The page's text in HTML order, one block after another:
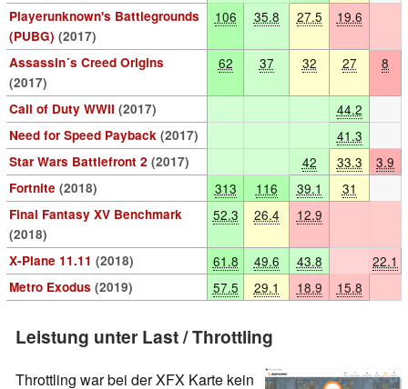
Playerunknown's Battlegrounds
(PUBG) (2017)
106 35.8 27.5 19.6
Assassin´s Creed Origins
(2017)
62 37 32 27 8
Call of Duty WWII (2017) 44.2
Need for Speed Payback (2017) 41.3
Star Wars Battlefront 2 (2017) 42 33.3 3.9
Fortnite (2018) 313 116 39.1 31
Final Fantasy XV Benchmark
(2018)
52.3 26.4 12.9
X-Plane 11.11 (2018) 61.8 49.6 43.8 22.1
Metro Exodus (2019) 57.5 29.1 18.9 15.8
Leistung unter Last / Throttling
Throttling war bei der XFX Karte kein